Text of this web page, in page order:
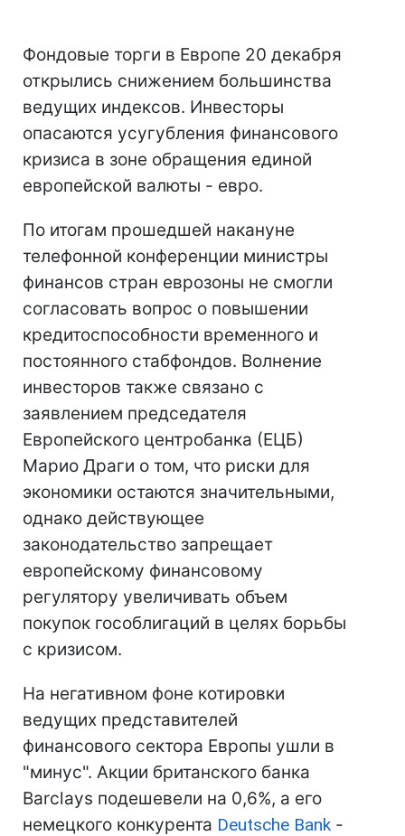
Фондовые торги в Европе 20 декабря
открылись снижением большинства
ведущих индексов. Инвесторы
опасаются усугубления финансового
кризиса в зоне обращения единой
европейской валюты - евро.
По итогам прошедшей накануне
телефонной конференции министры
финансов стран еврозоны не смогли
согласовать вопрос о повышении
кредитоспособности временного и
постоянного стабфондов. Волнение
инвесторов также связано с
заявлением председателя
Европейского центробанка (ЕЦБ)
Марио Драги о том, что риски для
экономики остаются значительными,
однако действующее
законодательство запрещает
европейскому финансовому
регулятору увеличивать объем
покупок гособлигаций в целях борьбы
с кризисом.
На негативном фоне котировки
ведущих представителей
финансового сектора Европы ушли в
"минус". Акции британского банка
Barclays подешевели на 0,6%, а его
немецкого конкурента Deutsche Bank -